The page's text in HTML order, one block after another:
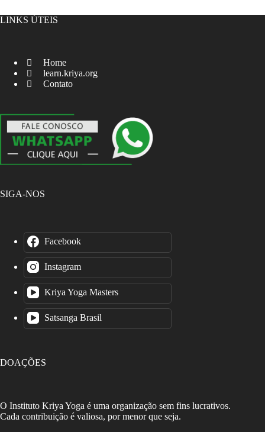
LINKS ÚTEIS
Home
learn.kriya.org
Contato
SIGA-NOS
Facebook
Instagram
Kriya Yoga Masters
Satsanga Brasil
DOAÇÕES
O Instituto Kriya Yoga é uma organização sem fins lucrativos.
Cada contribuição é valiosa, por menor que seja.